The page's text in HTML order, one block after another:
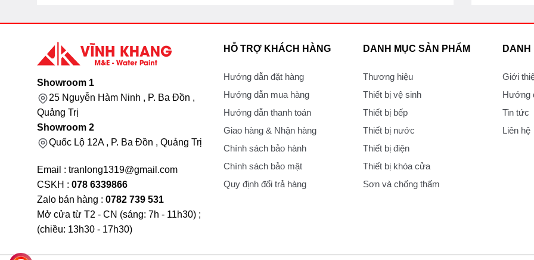
Showroom 1
25 Nguyễn Hàm Ninh , P. Ba Đồn ,
Quảng Trị
Showroom 2
Quốc Lộ 12A , P. Ba Đồn , Quảng Trị
Email : tranlong1319@gmail.com
CSKH : 078 6339866
Zalo bán hàng : 0782 739 531
Mở cửa từ T2 - CN (sáng: 7h - 11h30) ;
(chiều: 13h30 - 17h30)
HỖ TRỢ KHÁCH HÀNG
Hướng dẫn đặt hàng
Hướng dẫn mua hàng
Hướng dẫn thanh toán
Giao hàng & Nhận hàng
Chính sách bảo hành
Chính sách bảo mật
Quy định đổi trả hàng
DANH MỤC SẢN PHẨM
Thương hiệu
Thiết bị vệ sinh
Thiết bị bếp
Thiết bị nước
Thiết bị điện
Thiết bị khóa cửa
Sơn và chống thấm
DANH
Giới
Hướng
Tin tức
Liên hệ